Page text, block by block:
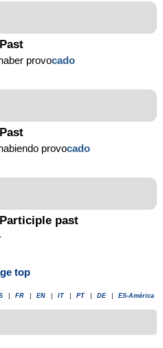
Past
provocado
Past
provocado
Participle past
top
FR EN IT PT DE ES-América